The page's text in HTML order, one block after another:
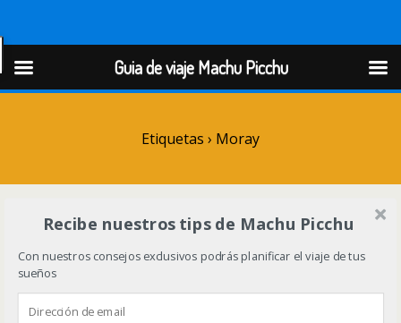
Guia de viaje Machu Picchu
Etiquetas › Moray
Recibe nuestros tips de Machu Picchu
Con nuestros consejos exclusivos podrás planificar el viaje de tus
sueños
Guia de viaje Machu Picchu